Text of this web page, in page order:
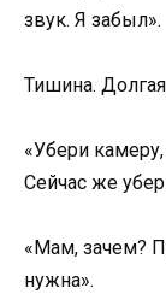
звук. Я забыл».
Тишина.
«Убери
Сейчас же
«Мам, зачем?
нужна».